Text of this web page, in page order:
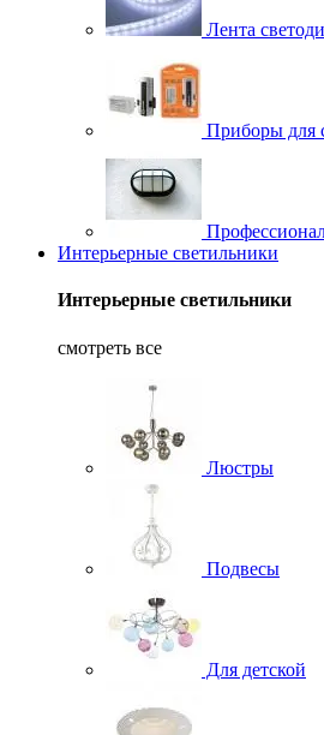
Лента
Приборы для
Интерьерные светильники
Интерьерные светильники
смотреть все
Люстры
Подвесы
Для детской